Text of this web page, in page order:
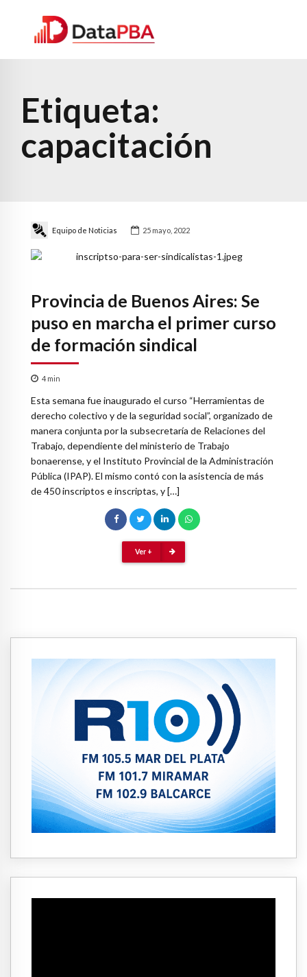
Etiqueta:
capacitación
Equipo de Noticias 25 mayo, 2022
Provincia de Buenos Aires: Se
puso en marcha el primer curso
de formación sindical
4 min
Esta semana fue inaugurado el curso “Herramientas de
derecho colectivo y de la seguridad social”, organizado de
manera conjunta por la subsecretaría de Relaciones del
Trabajo, dependiente del ministerio de Trabajo
bonaerense, y el Instituto Provincial de la Administración
Pública (IPAP). El mismo contó con la asistencia de más
de 450 inscriptos e inscriptas, y […]
Ver +